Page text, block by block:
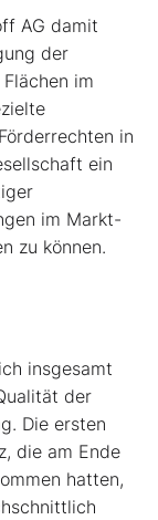
AG damit
der
im
in
ein
im Markt-
zu können.
insgesamt
der
Die ersten
die am Ende
hatten,